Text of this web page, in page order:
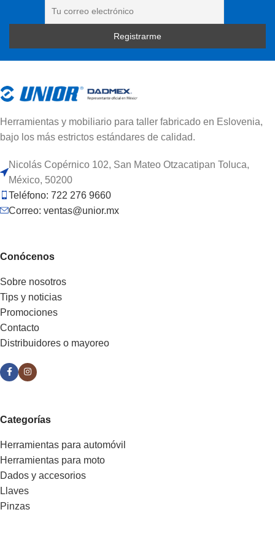
Herramientas y mobiliario para taller fabricado en Eslovenia,
bajo los más estrictos estándares de calidad.
Nicolás Copérnico 102, San Mateo Otzacatipan Toluca,
México, 50200
Teléfono: 722 276 9660
Correo: ventas@unior.mx
Conócenos
Sobre nosotros
Tips y noticias
Promociones
Contacto
Distribuidores o mayoreo
Categorías
Herramientas para automóvil
Herramientas para moto
Dados y accesorios
Llaves
Pinzas